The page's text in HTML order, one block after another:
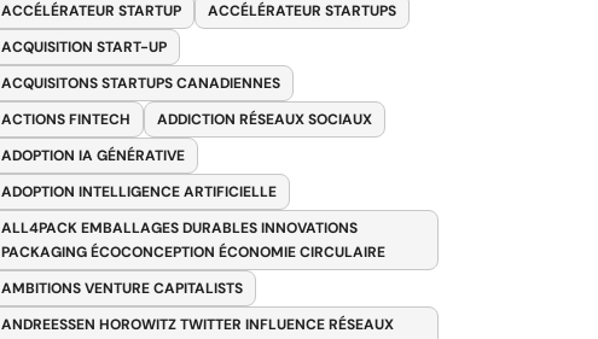
ACCÉLÉRATEUR STARTUP
ACCÉLÉRATEUR STARTUPS
ACQUISITION START-UP
ACQUISITONS STARTUPS CANADIENNES
ACTIONS FINTECH
ADDICTION RÉSEAUX SOCIAUX
ADOPTION IA GÉNÉRATIVE
ADOPTION INTELLIGENCE ARTIFICIELLE
ALL4PACK EMBALLAGES DURABLES INNOVATIONS
PACKAGING ÉCOCONCEPTION ÉCONOMIE CIRCULAIRE
AMBITIONS VENTURE CAPITALISTS
ANDREESSEN HOROWITZ TWITTER INFLUENCE RÉSEAUX